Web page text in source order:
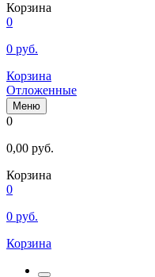
Корзина
0
0 руб.
Корзина
Отложенные
Меню
0
0,00 руб.
Корзина
0
0 руб.
Корзина